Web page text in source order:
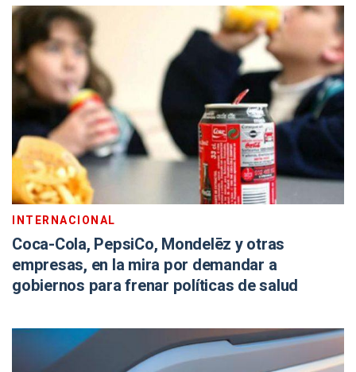
INTERNACIONAL
Coca-Cola, PepsiCo, Mondelēz y otras
empresas, en la mira por demandar a
gobiernos para frenar políticas de salud